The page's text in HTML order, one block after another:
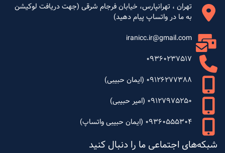
تهران ، تهرانپارس، خیابان فرجام شرقی (جهت دریافت لوکیشن
به ما در واتساپ پیام دهید)
iranicc.ir@gmail.com
09360237517
09126277388 (ایمان حبیبی)
09127975250 (امیر حبیبی)
09360555304 (ایمان حبیبی واتساپ)
شبکه‌های اجتماعی ما را دنبال کنید